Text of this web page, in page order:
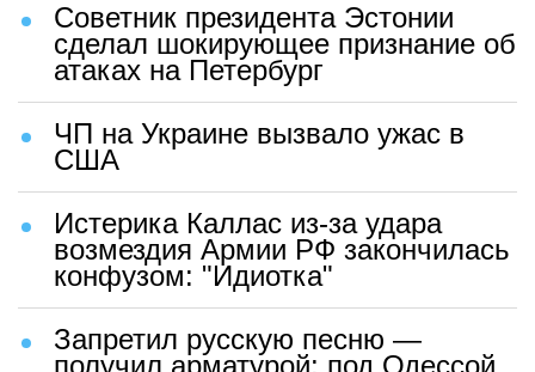
Советник президента Эстонии
сделал шокирующее признание об
атаках на Петербург
ЧП на Украине вызвало ужас в
США
Истерика Каллас из-за удара
возмездия Армии РФ закончилась
конфузом: "Идиотка"
Запретил русскую песню —